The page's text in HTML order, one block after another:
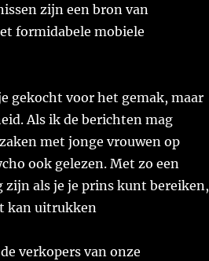
zijn een bron van
formidabele mobiele
gekocht voor het gemak, maar
Als ik de berichten mag
met jonge vrouwen op
ook gelezen. Met zo een
zijn als je je prins kunt bereiken,
kan uitrukken
verkopers van onze